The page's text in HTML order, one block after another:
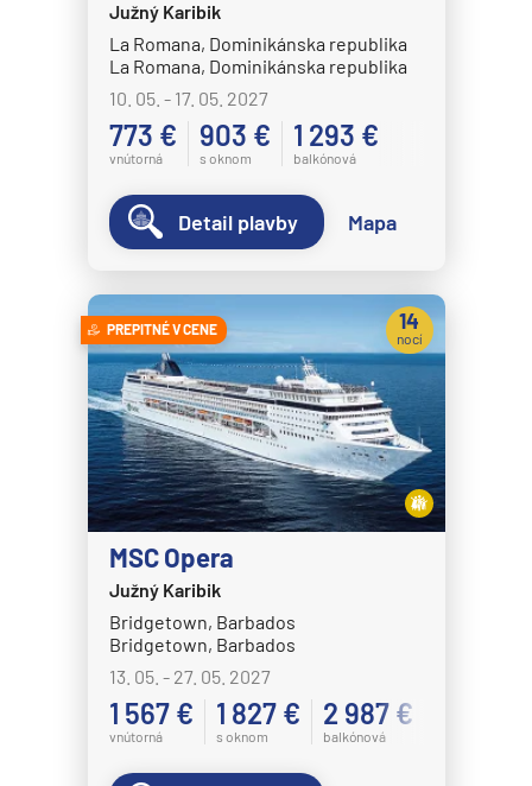
Celestyal Discovery
Celestyal Journey
Celestyal Olympia
Costa Cruises
Costa Deliziosa
Costa Diadema
Costa Favolosa
Costa Fortuna
Costa Pacifica
Costa Serena
Costa Smeralda
Costa Toscana
Crystal Cruises
Crystal Serenity
Crystal Symphony
Cunard Line
Queen Anne
Queen Elizabeth
Južný Karibik
La Romana, Dominikánska republika
La Romana, Dominikánska republika
10. 05. - 17. 05. 2027
773 €
vnútorná
903 €
s oknom
1 293 €
balkónová
Detail plavby Mapa
PREPITNÉ V CENE
MSC Opera
Južný Karibik
Bridgetown, Barbados
Bridgetown, Barbados
13. 05. - 27. 05. 2027
1 567 €
vnútorná
1 827 €
s oknom
2 987 €
balkónová
14
nocí